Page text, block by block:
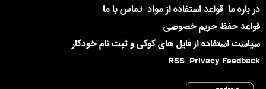
در باره ما قواعد استفاده از مواد تماس با ما
قواعد حفظ حریم خصوصی
سیاست استفاده از فایل های کوکی و ثبت نام خودکار
Privacy Feedback
RSS